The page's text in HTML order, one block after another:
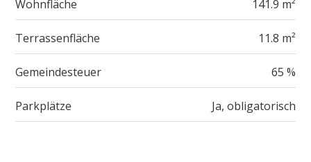
Wohnfläche 141.9 m²
Terrassenfläche 11.8 m²
Gemeindesteuer 65 %
Parkplätze Ja, obligatorisch